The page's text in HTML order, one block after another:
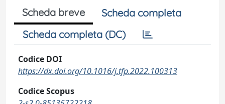
Scheda breve
Scheda completa
Scheda completa (DC)
Codice DOI
https://dx.doi.org/10.1016/j.tfp.2022.100313
Codice Scopus